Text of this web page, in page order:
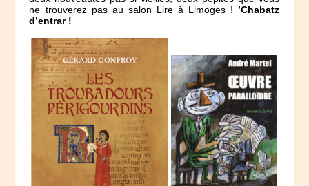
ne trouverez pas au salon Lire à Limoges ! ’Chabatz
d’entrar !